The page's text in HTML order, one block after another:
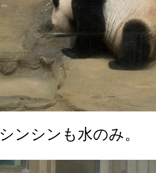
シンシンも水のみ。